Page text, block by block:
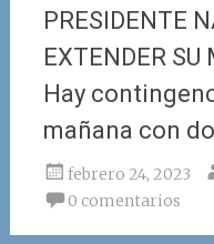
PRESIDENTE
EXTENDER SU
Hay
mañana con
febrero 24, 2023
0 comentarios